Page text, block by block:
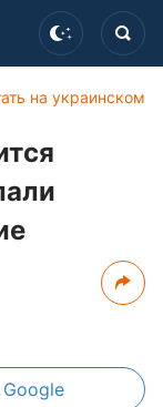
на украинском
Google